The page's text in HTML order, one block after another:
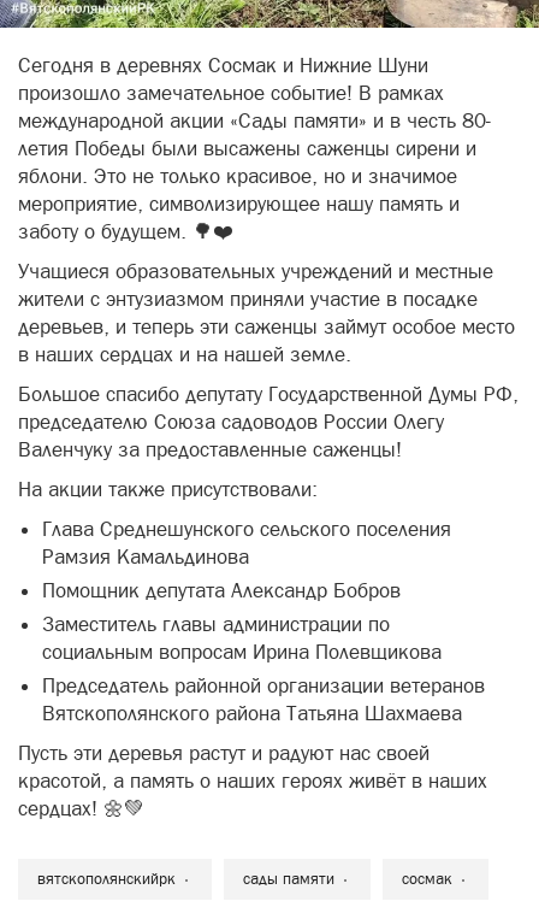
Сегодня в деревнях Сосмак и Нижние Шуни
произошло замечательное событие! В рамках
международной акции «Сады памяти» и в честь 80-
летия Победы были высажены саженцы сирени и
яблони. Это не только красивое, но и значимое
мероприятие, символизирующее нашу память и
заботу о будущем. 🌳❤️
Учащиеся образовательных учреждений и местные
жители с энтузиазмом приняли участие в посадке
деревьев, и теперь эти саженцы займут особое место
в наших сердцах и на нашей земле.
Большое спасибо депутату Государственной Думы РФ,
председателю Союза садоводов России Олегу
Валенчуку за предоставленные саженцы!
На акции также присутствовали:
Глава Среднешунского сельского поселения
Рамзия Камальдинова
Помощник депутата Александр Бобров
Заместитель главы администрации по
социальным вопросам Ирина Полевщикова
Председатель районной организации ветеранов
Вятскополянского района Татьяна Шахмаева
Пусть эти деревья растут и радуют нас своей
красотой, а память о наших героях живёт в наших
сердцах! 🌼💚
вятскополянскийрк сады памяти сосмак